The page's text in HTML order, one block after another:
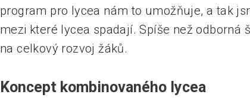
program pro lycea nám to umožňuje, a tak
mezi které lycea spadají. Spíše než odborná
na celkový rozvoj žáků.
Koncept kombinovaného lycea